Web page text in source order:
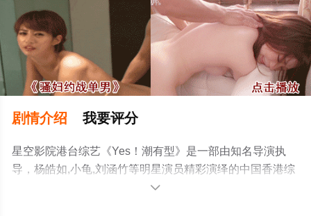
剧情介绍 我要评分
星空影院港台综艺《Yes！潮有型》是一部由知名导演执
导，杨皓如,小龟,刘涵竹等明星演员精彩演绎的中国香港综
艺，手机免费观看高清未删减完整版综艺节目就上星空影
